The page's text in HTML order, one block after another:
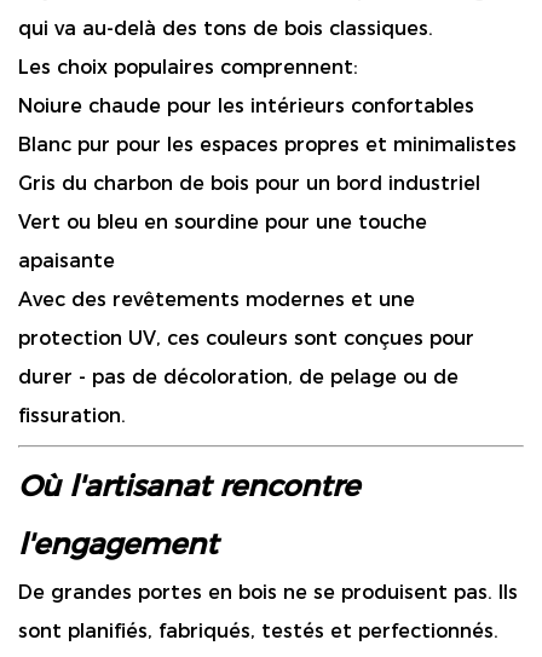
qui va au-delà des tons de bois classiques.
Les choix populaires comprennent:
Noiure chaude pour les intérieurs confortables
Blanc pur pour les espaces propres et minimalistes
Gris du charbon de bois pour un bord industriel
Vert ou bleu en sourdine pour une touche
apaisante
Avec des revêtements modernes et une
protection UV, ces couleurs sont conçues pour
durer - pas de décoloration, de pelage ou de
fissuration.
Où l'artisanat rencontre
l'engagement
De grandes portes en bois ne se produisent pas. Ils
sont planifiés, fabriqués, testés et perfectionnés.